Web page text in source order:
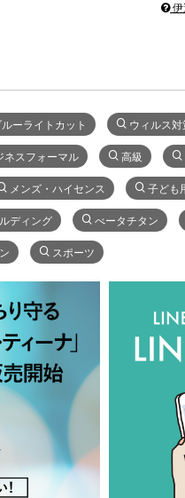
伊
ーライトカット ウィルス対
ネスフォーマル 高級
メンズ・ハイセンス 子ども
ディング べータチタン
スポーツ